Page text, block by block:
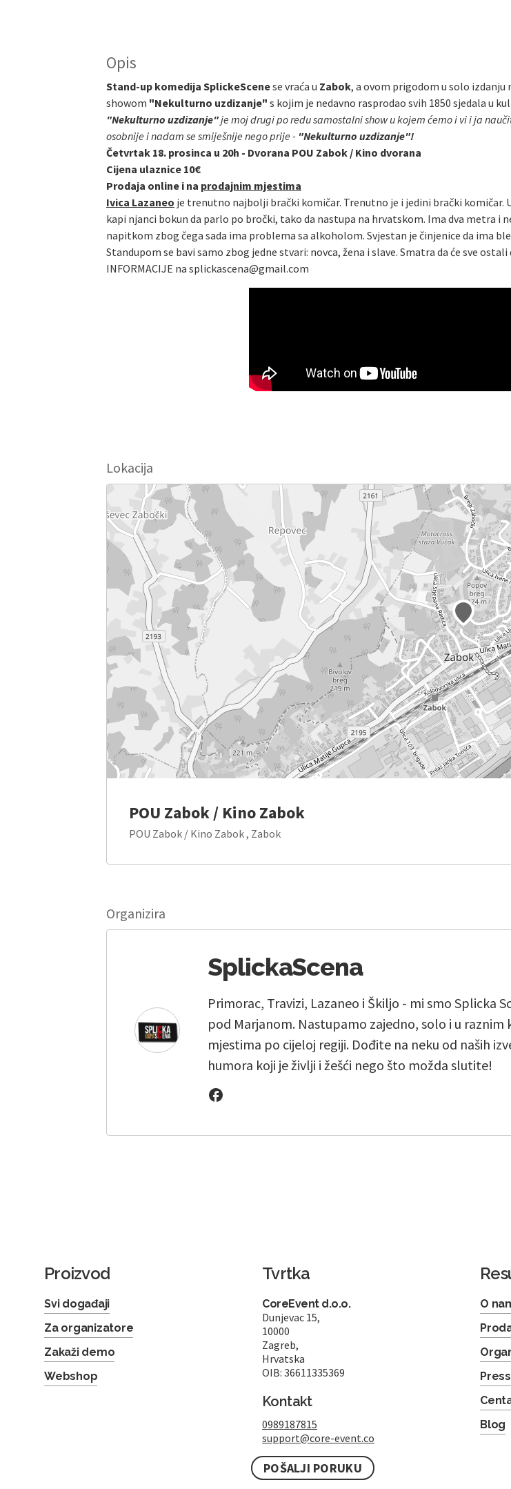
Opis
Stand-up komedija SplickeScenese vraća u Zabok, a ovom prigodom u solo izdanju
showom "Nekulturno uzdizanje" s kojim je nedavno rasprodao svih 1850 sjedala u
"Nekulturno uzdizanje"je moj drugi po redu samostalni show u kojem ćemo i vi i ja
osobnije i nadam se smiješnije nego prije - "Nekulturno uzdizanje"!
Četvrtak 18. prosinca u 20h - Dvorana POU Zabok / Kino dvorana
Cijena ulaznice 10€
Prodaja online i na prodajnim mjestima
Ivica Lazaneo je trenutno najbolji brački komičar. Trenutno je i jedini brački
kapi njanci bokun da parlo po bročki, tako da nastupa na hrvatskom. Ima dva metra i
napitkom zbog čega sada ima problema sa alkoholom. Svjestan je činjenice da ima
Standupom se bavi samo zbog jedne stvari: novca, žena i slave. Smatra da će sve
INFORMACIJE na splickascena@gmail.com
Lokacija
POU Zabok / Kino Zabok
POU Zabok / Kino Zabok , Zabok
Organizira
SplickaScena
Primorac, Travizi, Lazaneo i Škiljo - mi smo Splicka
pod Marjanom. Nastupamo zajedno, solo i u
mjestima po cijeloj regiji. Dođite na neku od naših
humora koji je življi i žešći nego što možda slutite!
Proizvod
Svi događaji
Za organizatore
Zakaži demo
Webshop
Tvrtka
CoreEvent d.o.o.
Dunjevac 15,
10000
Zagreb,
Hrvatska
OIB: 36611335369
Kontakt
0989187815
support@core-event.co
POŠALJI PORUKU
O
Blog